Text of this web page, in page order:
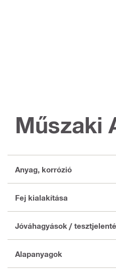
Műszaki
Anyag, korrózió
Fej kialakítása
Jóváhagyások /
Alapanyagok